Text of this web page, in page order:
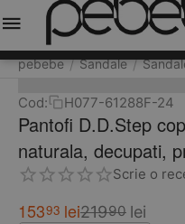
pebebe / Sandale /
Cod: H077-61288F-24
Pantofi D.D.Step
naturala, decupati,
Scrie o
15393 lei21990 lei
Meniu Caută